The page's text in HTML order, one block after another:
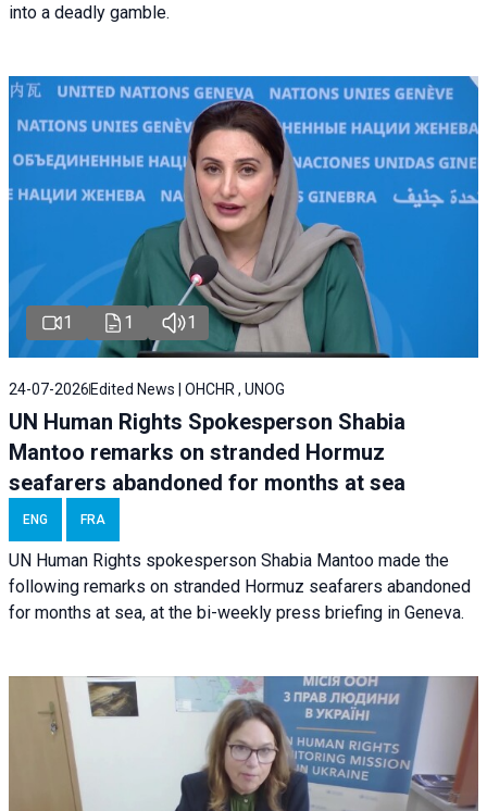
into a deadly gamble.
1 1 1
24-07-2026 Edited News | OHCHR , UNOG
UN Human Rights Spokesperson Shabia
Mantoo remarks on stranded Hormuz
seafarers abandoned for months at sea
ENG FRA
UN Human Rights spokesperson Shabia Mantoo made the
following remarks on stranded Hormuz seafarers abandoned
for months at sea, at the bi-weekly press briefing in Geneva.